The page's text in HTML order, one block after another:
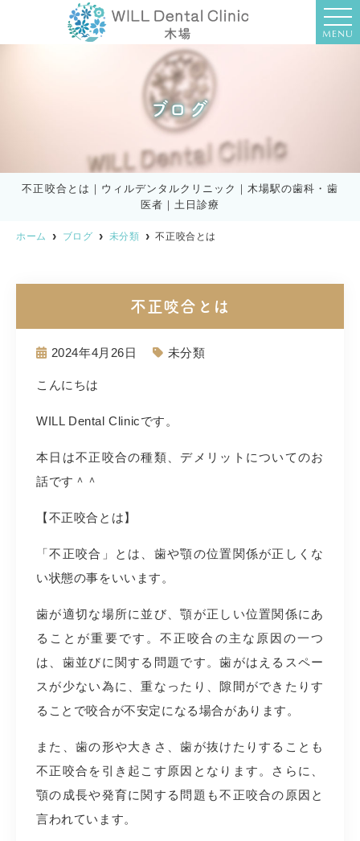
MENU
ブログ
不正咬合とは｜ウィルデンタルクリニック｜木場駅の歯科・歯
医者｜土日診療
ホーム ブログ 未分類 不正咬合とは
不正咬合とは
2024年4月26日 未分類
こんにちは
WILL Dental Clinicです。
本日は不正咬合の種類、デメリットについてのお
話です＾＾
【不正咬合とは】
「不正咬合」とは、歯や顎の位置関係が正しくな
い状態の事をいいます。
歯が適切な場所に並び、顎が正しい位置関係にあ
ることが重要です。不正咬合の主な原因の一つ
は、歯並びに関する問題です。歯がはえるスペー
スが少ない為に、重なったり、隙間ができたりす
ることで咬合が不安定になる場合があります。
また、歯の形や大きさ、歯が抜けたりすることも
不正咬合を引き起こす原因となります。さらに、
顎の成長や発育に関する問題も不正咬合の原因と
言われています。